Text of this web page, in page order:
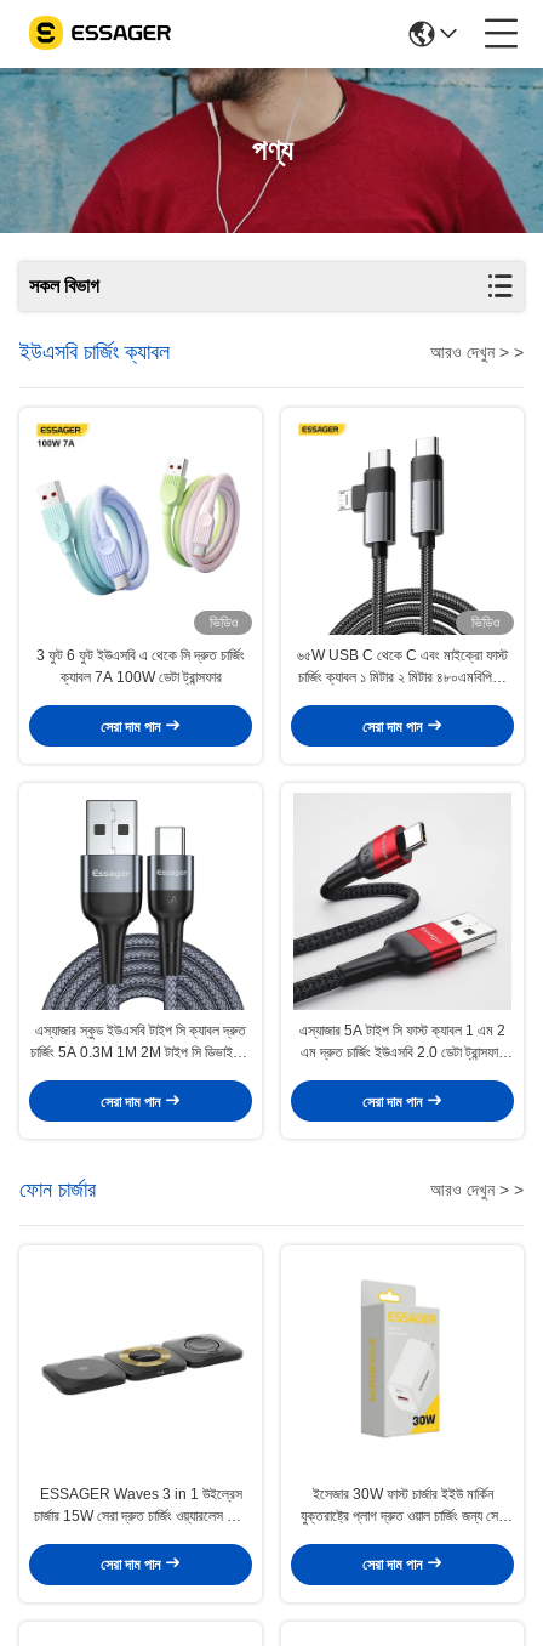
পণ্য
সকল বিভাগ
ইউএসবি চার্জিং ক্যাবল আরও দেখুন > >
ভিডিও
3 ফুট 6 ফুট ইউএসবি এ থেকে সি দ্রুত চার্জিং
ক্যাবল 7A 100W ডেটা ট্রান্সফার
সেরা দাম পান
ভিডিও
৬৫W USB C থেকে C এবং মাইক্রো ফাস্ট
চার্জিং ক্যাবল ১ মিটার ২ মিটার ৪৮০এমবিপিএস
সেরা দাম পান
এস্যাজার স্কুড ইউএসবি টাইপ সি ক্যাবল দ্রুত
চার্জিং 5A 0.3M 1M 2M টাইপ সি ডিভাইসের
সেরা দাম পান
এস্যাজার 5A টাইপ সি ফাস্ট ক্যাবল 1 এম 2
এম দ্রুত চার্জিং ইউএসবি 2.0 ডেটা ট্রান্সফার
সেরা দাম পান
ফোন চার্জার আরও দেখুন > >
ESSAGER Waves 3 in 1 উইল্রেস
চার্জার 15W সেরা দ্রুত চার্জিং ওয়্যারলেস ফোন
সেরা দাম পান
ইসেজার 30W ফাস্ট চার্জার ইইউ মার্কিন
যুক্তরাষ্ট্রে প্লাগ দ্রুত ওয়াল চার্জিং জন্য সেল
সেরা দাম পান